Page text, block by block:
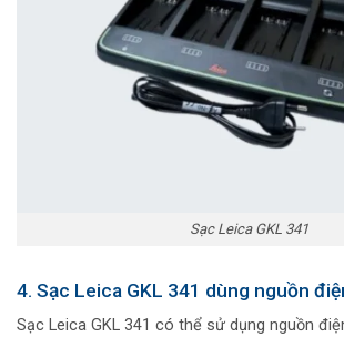
Sạc Leica GKL 341
4. Sạc Leica GKL 341 dùng nguồn
Sạc Leica GKL 341 có thể sử dụng nguồn